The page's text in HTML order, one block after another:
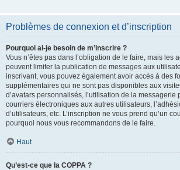
Problèmes de connexion et d’inscription
Pourquoi ai-je besoin de m’inscrire ?
Vous n’êtes pas dans l’obligation de le faire, mais les
peuvent limiter la publication de messages aux
inscrivant, vous pouvez également avoir accès à des
supplémentaires qui ne sont pas disponibles aux
d’avatars personnalisés, l’utilisation de la messagerie
courriers électroniques aux autres utilisateurs,
d’utilisateurs, etc. L’inscription ne vous prend qu’un
pourquoi nous vous recommandons de le faire.
Haut
Qu’est-ce que la COPPA ?